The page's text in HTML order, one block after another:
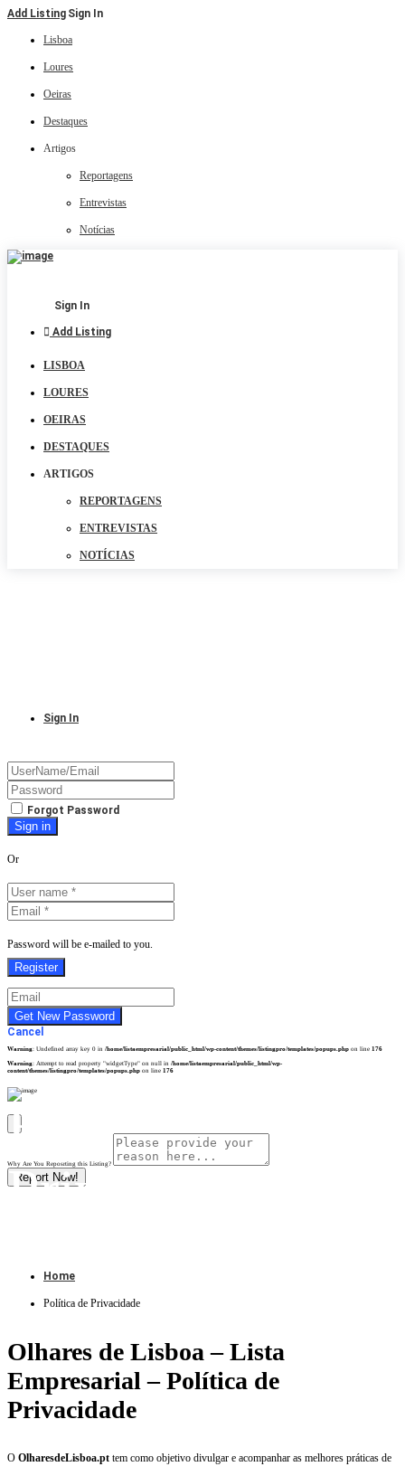
Add Listing Sign In
Lisboa
Loures
Oeiras
Destaques
Artigos
Reportagens
Entrevistas
Notícias
Sign In
Add Listing
LISBOA
LOURES
OEIRAS
DESTAQUES
ARTIGOS
REPORTAGENS
ENTREVISTAS
NOTÍCIAS
Sign In
Forgot Password
Or
Password will be e-mailed to you.
Cancel
Warning: Undefined array key 0 in /home/listaempresarial/public_html/wp-content/themes/listingpro/templates/popups.php on line 176
Warning: Attempt to read property "widgetType" on null in /home/listaempresarial/public_html/wp-
content/themes/listingpro/templates/popups.php on line 176
Why Are You Reposrting this Listing?
Report Now!
Política de
Privacidade
Home
Política de Privacidade
Olhares de Lisboa – Lista
Empresarial – Política de
Privacidade
O OlharesdeLisboa.pt tem como objetivo divulgar e acompanhar as melhores práticas de